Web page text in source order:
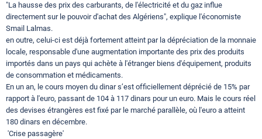
"La hausse des prix des carburants, de l'électricité et du gaz influe
directement sur le pouvoir d'achat des Algériens", explique l'économiste
Smail Lalmas.
en outre, celui-ci est déjà fortement atteint par la dépréciation de la monnaie
locale, responsable d'une augmentation importante des prix des produits
importés dans un pays qui achète à l'étranger biens d'équipement, produits
de consommation et médicaments.
En un an, le cours moyen du dinar s’est officiellement déprécié de 15% par
rapport à l'euro, passant de 104 à 117 dinars pour un euro. Mais le cours réel
des devises étrangères est fixé par le marché parallèle, où l'euro a atteint
180 dinars en décembre.
'Crise passagère'